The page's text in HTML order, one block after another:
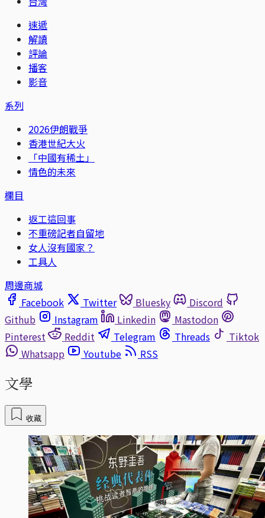
速遞
解讀
評論
播客
影音
系列
2026伊朗戰爭
香港世紀大火
「中國有稀土」
情色的未來
欄目
返工這回事
不重磅記者自留地
女人沒有國家？
工具人
周邊商城
Facebook
Twitter Bluesky
Discord
Github
Instagram Linkedin
Mastodon
Pinterest
Reddit Telegram Threads
Tiktok
Whatsapp
Youtube RSS
文學
收藏